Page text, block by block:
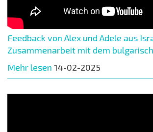
Feedback von Alex und Adele aus
Zusammenarbeit mit dem
Mehr lesen 14-02-2025